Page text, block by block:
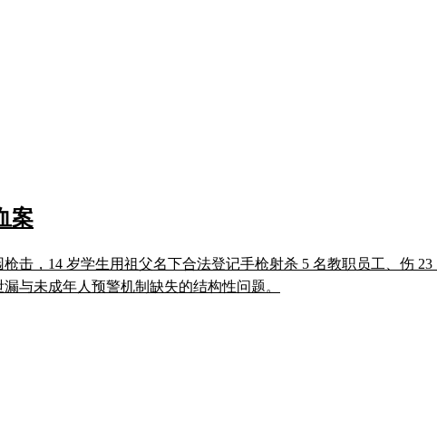
案
击，14 岁学生用祖父名下合法登记手枪射杀 5 名教职员工、伤
与未成年人预警机制缺失的结构性问题。